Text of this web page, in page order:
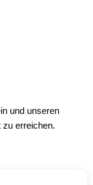
und unseren
zu erreichen.